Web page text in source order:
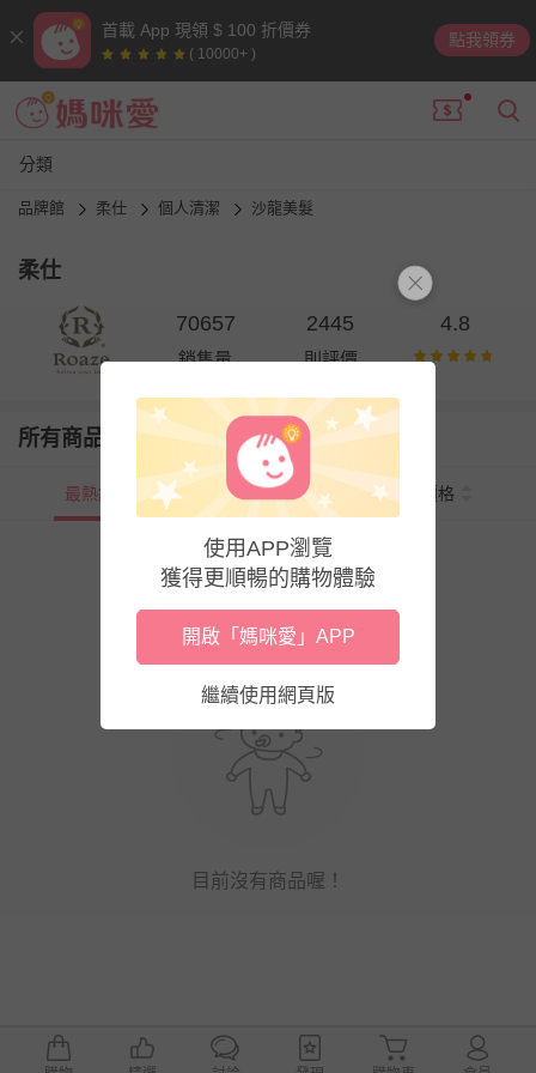
首載 App 現領 $ 100 折價券
( 10000+ )
點我領券
分類
品牌館 柔仕 個人清潔 沙龍美髮
柔仕
70657
銷售量
2445
則評價
4.8
所有商品
最熱銷 新上市 價格
目前沒有商品喔！
使用APP瀏覽
獲得更順暢的購物體驗
開啟「媽咪愛」APP
繼續使用網頁版